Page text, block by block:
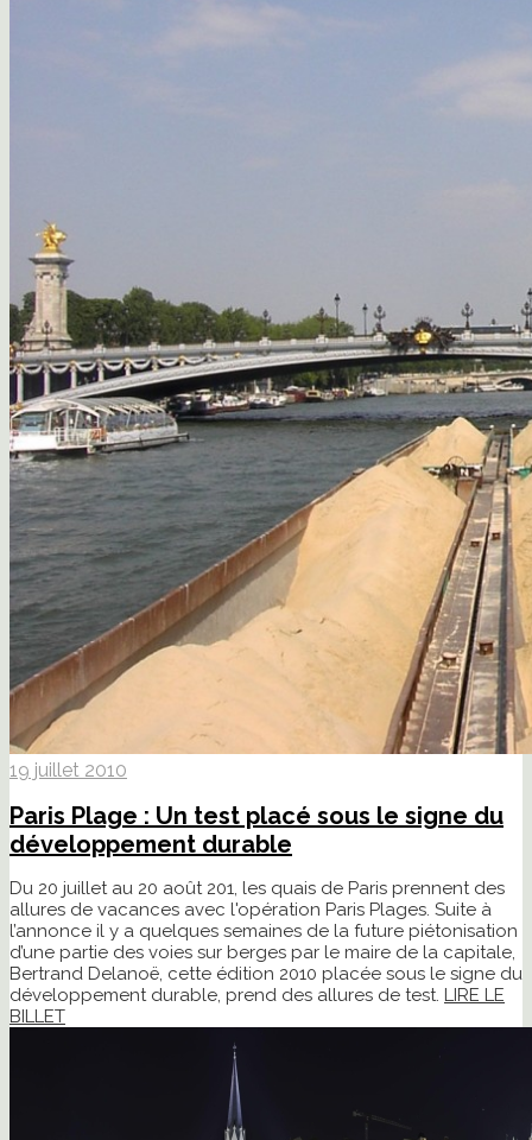
19 juillet 2010
Paris Plage : Un test placé sous le signe du
développement durable
Du 20 juillet au 20 août 201, les quais de Paris prennent des
allures de vacances avec l'opération Paris Plages. Suite à
l’annonce il y a quelques semaines de la future piétonisation
d’une partie des voies sur berges par le maire de la capitale,
Bertrand Delanoë, cette édition 2010 placée sous le signe du
développement durable, prend des allures de test. LIRE LE
BILLET